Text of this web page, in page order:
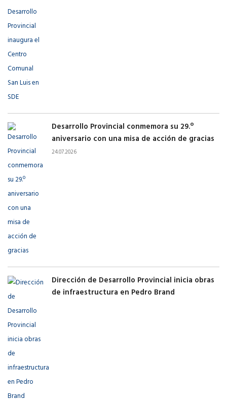
Desarrollo Provincial conmemora su 29.º
aniversario con una misa de acción de gracias
24.07.2026
Dirección de Desarrollo Provincial inicia obras
de infraestructura en Pedro Brand